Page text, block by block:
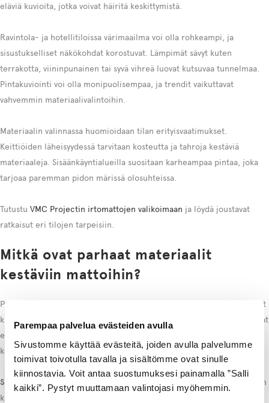
Parempaa palvelua evästeiden avulla
Sivustomme käyttää evästeitä, joiden avulla palvelumme
toimivat toivotulla tavalla ja sisältömme ovat sinulle
kiinnostavia. Voit antaa suostumuksesi painamalla ”Salli
kaikki”. Pystyt muuttamaan valintojasi myöhemmin.
eläviä kuvioita, jotka voivat häiritä keskittymistä.
Ravintola- ja hotellitiloissa värimaailma voi olla rohkeampi, ja
sisustukselliset näkökohdat korostuvat. Lämpimät sävyt kuten
terrakotta, viininpunainen tai syvä vihreä luovat kutsuvaa tunnelmaa.
Pintakuviointi voi olla monipuolisempaa, ja trendit vaikuttavat
vahvemmin materiaalivalintoihin.
Materiaalin valinnassa huomioidaan tilan erityisvaatimukset.
Keittiöiden läheisyydessä tarvitaan kosteutta ja tahroja kestäviä
materiaaleja. Sisäänkäyntialueilla suositaan karheampaa pintaa, joka
tarjoaa paremman pidon märissä olosuhteissa.
Tutustu VMC Projectin irtomattojen valikoimaan ja löydä joustavat
ratkaisut eri tilojen tarpeisiin.
Mitkä ovat parhaat materiaalit
kestäviin mattoihin?
Parhaat materiaalit kestäviin mattoihin vinyylilattialle ovat synteettiset
kuidut, luonnonkuidut ja kierrätysmateriaalit, joista kukin tarjoaa omat
etunsa käyttötarkoituksesta riippuen. Materiaalivalinta vaikuttaa sekä
kestävyyteen että sisustuksellisiin mahdollisuuksiin.
Synteettiset kuidut
kuten nylon ja polypropeeni tarjoavat erinomaisen
kulutuskestävyyden ja helppohoitoisuuden. Ne kestävät kosteutta,